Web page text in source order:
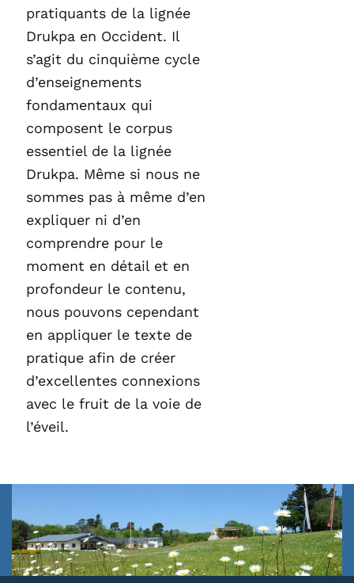
pratiquants de la lignée
Drukpa en Occident. Il
s’agit du cinquième cycle
d’enseignements
fondamentaux qui
composent le corpus
essentiel de la lignée
Drukpa. Même si nous ne
sommes pas à même d’en
expliquer ni d’en
comprendre pour le
moment en détail et en
profondeur le contenu,
nous pouvons cependant
en appliquer le texte de
pratique afin de créer
d’excellentes connexions
avec le fruit de la voie de
l’éveil.